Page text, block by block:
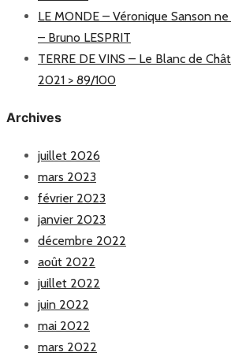
LE MONDE – Véronique Sanson
– Bruno LESPRIT
TERRE DE VINS – Le Blanc de
2021 > 89/100
Archives
juillet 2026
mars 2023
février 2023
janvier 2023
décembre 2022
août 2022
juillet 2022
juin 2022
mai 2022
mars 2022